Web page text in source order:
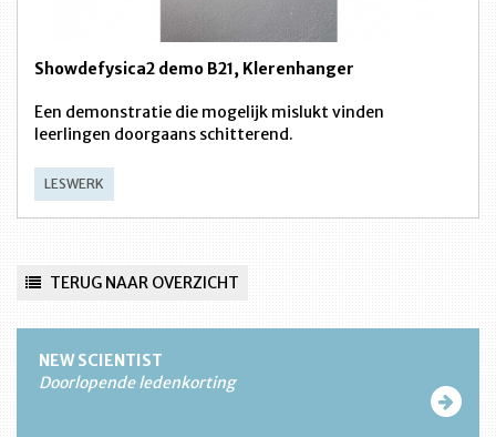
Showdefysica2 demo B21, Klerenhanger
Een demonstratie die mogelijk mislukt vinden
leerlingen doorgaans schitterend.
LESWERK
TERUG NAAR OVERZICHT
NEW SCIENTIST
Doorlopende ledenkorting